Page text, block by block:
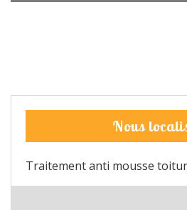
Nous
Traitement anti mousse